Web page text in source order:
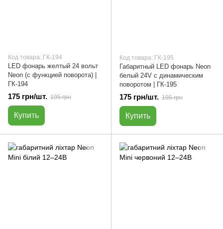
Код товара: ГК-194
LED фонарь желтый 24 вольт
Neon (с функцией поворота) |
ГК-194
175 грн/шт. 195 грн
Купить
Код товара: ГК-195
Габаритный LED фонарь Neon
белый 24V с динамическим
поворотом | ГК-195
175 грн/шт. 195 грн
Купить